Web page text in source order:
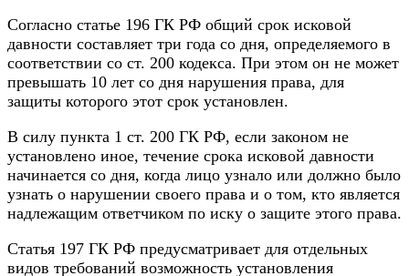
Согласно статье 196 ГК РФ общий срок исковой
давности составляет три года со дня, определяемого в
соответствии со ст. 200 кодекса. При этом он не может
превышать 10 лет со дня нарушения права, для
защиты которого этот срок установлен.
В силу пункта 1 ст. 200 ГК РФ, если законом не
установлено иное, течение срока исковой давности
начинается со дня, когда лицо узнало или должно было
узнать о нарушении своего права и о том, кто является
надлежащим ответчиком по иску о защите этого права.
Статья 197 ГК РФ предусматривает для отдельных
видов требований возможность установления